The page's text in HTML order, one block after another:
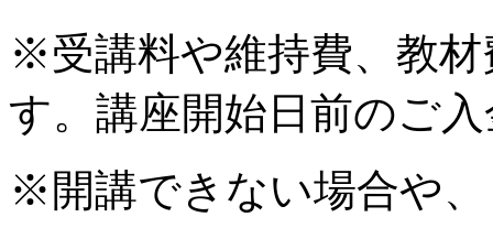
※受講料や維持費、教
す。講座開始日前のご
※開講できない場合や